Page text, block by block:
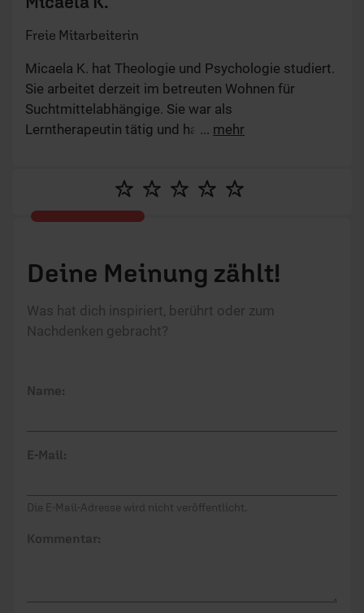
Freie Mitarbeiterin
Micaela K. hat Theologie und Psychologie studiert.
Sie arbeitet derzeit im betreuten Wohnen für
Suchtmittelabhängige. Sie war als
Lerntherapeutin tätig und hat in einer intensiv-
psychische Gesundheit und Kindererziehung. Sie
ist verheiratet und Mutter von drei Kindern.
... mehr
Deine Meinung zählt!
Was hat dich inspiriert, berührt oder zum
Nachdenken gebracht?
Name:
E-Mail:
Die E-Mail-Adresse wird nicht veröffentlicht.
Kommentar: